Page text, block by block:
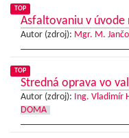
TOP
Asfaltovaniu v úvode
Autor (zdroj): Mgr. M.
TOP
Stredná oprava vo
Autor (zdroj): Ing. Vladimír
DOMA